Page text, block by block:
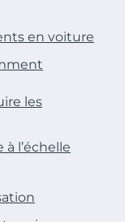
en voiture
les
l’échelle